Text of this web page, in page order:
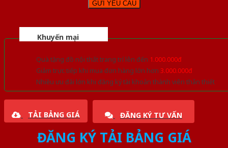
Khuyến mại
Quà tặng đồ nội thất trang trí lên đến 1.000.000đ
Giảm trực tiếp khi mua đơn hàng lớn hơn 3.000.000đ
Nhiều ưu đãi lớn khi đăng ký tài khoản thành viên thân thiết
TẢI BẢNG GIÁ ĐĂNG KÝ TƯ VẤN
ĐĂNG KÝ TẢI BẢNG GIÁ